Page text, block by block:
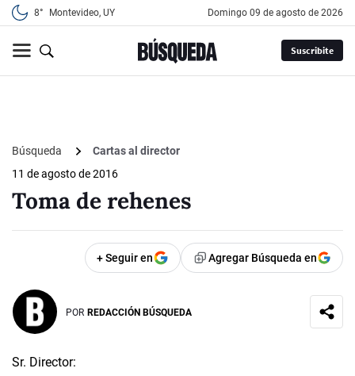
8° Montevideo, UY domingo 09 de agosto de 2026
Suscribite
Búsqueda
Cartas al director
11 de agosto de 2016
Toma de rehenes
+ Seguir en Agregar Búsqueda en
POR REDACCIÓN BÚSQUEDA
Sr. Director: